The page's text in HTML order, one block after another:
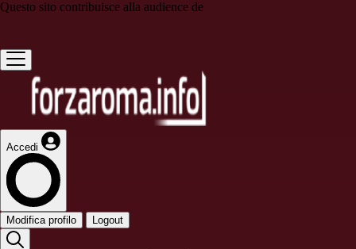
Questo sito contribuisce alla audience de
Accedi
Modifica profilo Logout